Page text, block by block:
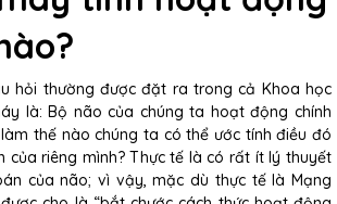
hỏi thường được đặt ra trong cả Khoa học
là: Bộ não của chúng ta hoạt động chính
thế nào chúng ta có thể ước tính điều đó
của riêng mình? Thực tế là có rất ít lý thuyết
của não; vì vậy, mặc dù thực tế là Mạng